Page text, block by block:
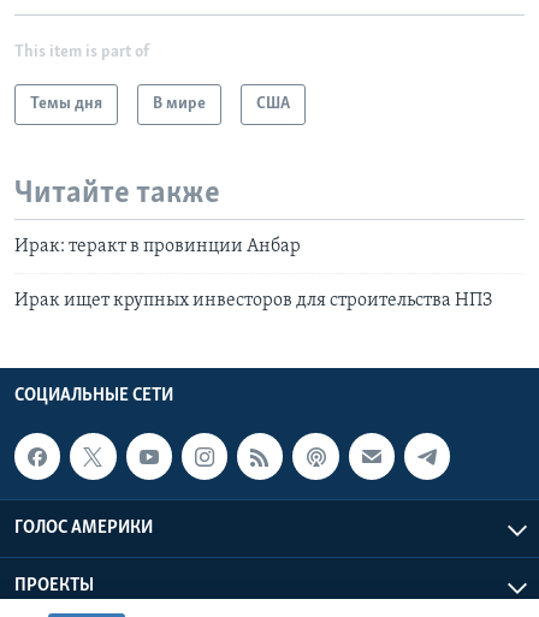
This item is part of
Темы дня В мире США
Читайте также
Ирак: теракт в провинции Анбар
Ирак ищет крупных инвесторов для строительства НПЗ
СОЦИАЛЬНЫЕ СЕТИ
ГОЛОС АМЕРИКИ
ПРОЕКТЫ